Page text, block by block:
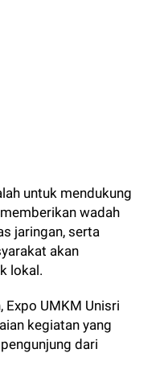
untuk mendukung
wadah
jaringan, serta
akan
lokal.
Expo UMKM Unisri
kegiatan yang
dari